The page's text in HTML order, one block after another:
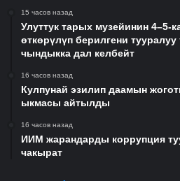
15 часов назад
Улуттук тарых музейинин 4–5-
өткөрүлүп берилгени
чындыкка дал келбейт
16 часов назад
Кулпунай эзилип даамын
ыкмасы айтылды
16 часов назад
ИИМ жарандарды коррупция
чакырат